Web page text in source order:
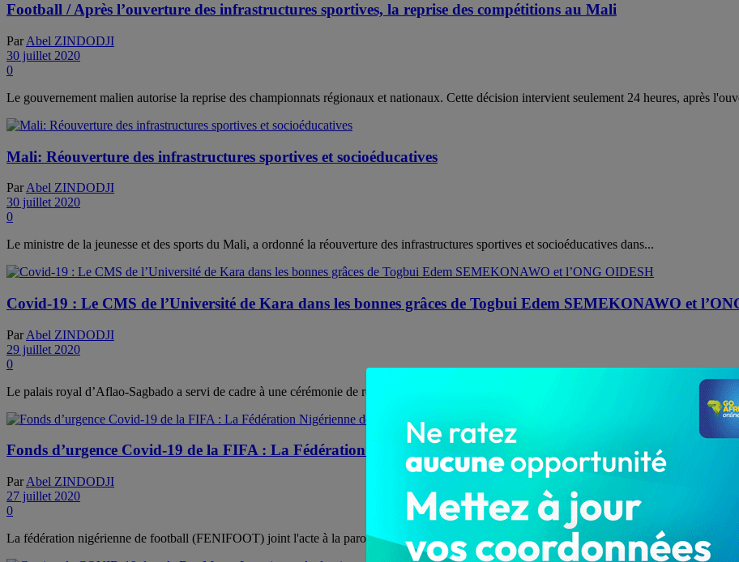
Football / Après l’ouverture des infrastructures sportives, la reprise des compétitions au Mali
Par Abel ZINDODJI
30 juillet 2020
0
Le gouvernement malien autorise la reprise des championnats régionaux et nationaux. Cette décision intervient seulement 24 heures, après
Mali: Réouverture des infrastructures sportives et socioéducatives
Par Abel ZINDODJI
30 juillet 2020
0
Le ministre de la jeunesse et des sports du Mali, a ordonné la réouverture des infrastructures sportives et socioéducatives dans...
Covid-19 : Le CMS de l’Université de Kara dans les bonnes grâces de Togbui Edem SEMEKONAWO et
Par Abel ZINDODJI
29 juillet 2020
0
Le palais royal d’Aflao-Sagbado a servi de cadre à une cérémonie de remise d’un important lot au Centre Médico Social...
Fonds d’urgence Covid-19 de la FIFA : La Fédération Nigérienne de Football donne du sourire aux acteurs
Par Abel ZINDODJI
27 juillet 2020
0
La fédération nigérienne de football (FENIFOOT) joint l'acte à la parole. Tous les clubs et les partenaires traditionnels de la...